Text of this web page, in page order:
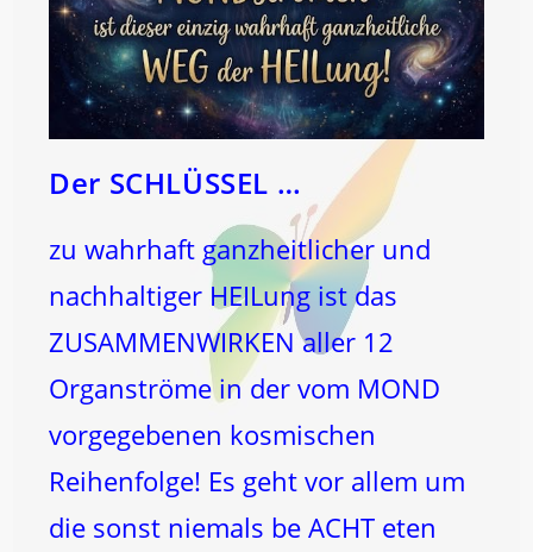
Der SCHLÜSSEL …
zu wahrhaft ganzheitlicher und
nachhaltiger HEILung ist das
ZUSAMMENWIRKEN aller 12
Organströme in der vom MOND
vorgegebenen kosmischen
Reihenfolge! Es geht vor allem um
die sonst niemals be ACHT eten